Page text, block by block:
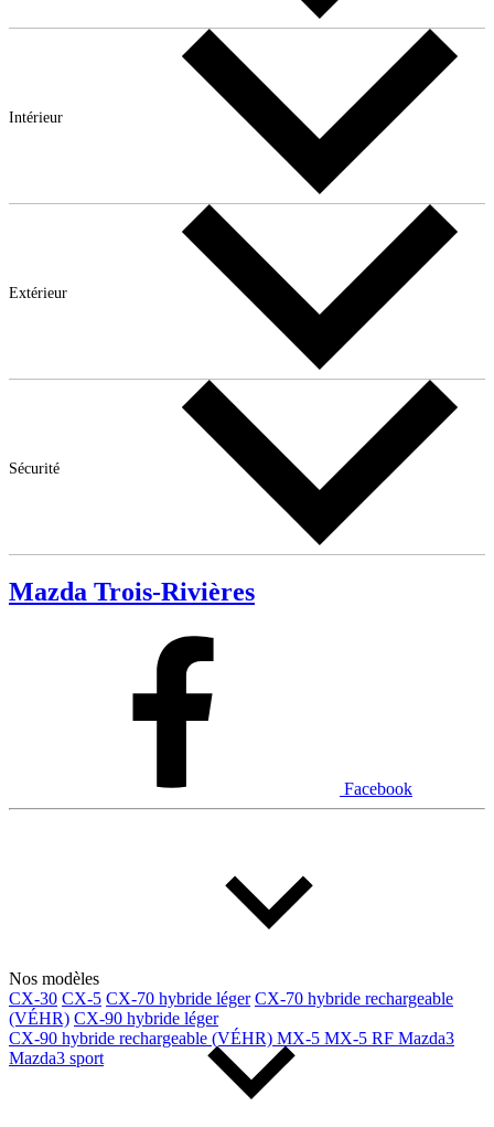
Intérieur
Extérieur
Sécurité
Mazda Trois-Rivières
Facebook
Nos modèles
CX-30 CX-5 CX-70 hybride léger CX-70 hybride rechargeable
(VÉHR) CX-90 hybride léger
CX-90 hybride rechargeable (VÉHR) MX-5 MX-5 RF Mazda3
Mazda3 sport